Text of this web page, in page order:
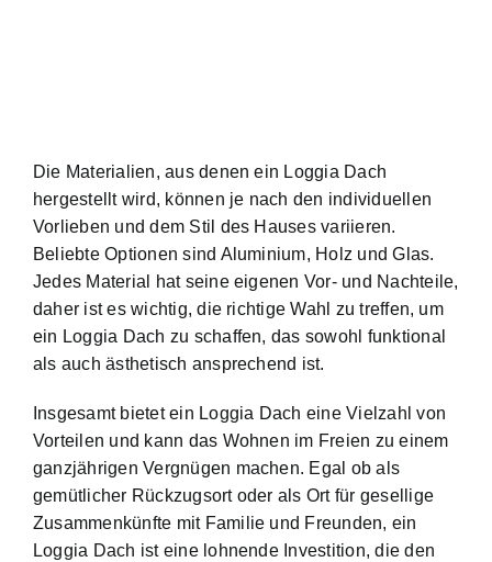
Die Materialien, aus denen ein Loggia Dach
hergestellt wird, können je nach den individuellen
Vorlieben und dem Stil des Hauses variieren.
Beliebte Optionen sind Aluminium, Holz und Glas.
Jedes Material hat seine eigenen Vor- und Nachteile,
daher ist es wichtig, die richtige Wahl zu treffen, um
ein Loggia Dach zu schaffen, das sowohl funktional
als auch ästhetisch ansprechend ist.
Insgesamt bietet ein Loggia Dach eine Vielzahl von
Vorteilen und kann das Wohnen im Freien zu einem
ganzjährigen Vergnügen machen. Egal ob als
gemütlicher Rückzugsort oder als Ort für gesellige
Zusammenkünfte mit Familie und Freunden, ein
Loggia Dach ist eine lohnende Investition, die den